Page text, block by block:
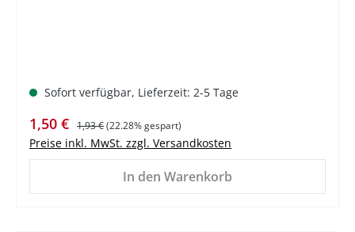
Sofort verfügbar, Lieferzeit: 2-5 Tage
Verkaufspreis:
1,50 € Regulärer Preis:
1,93 €(22.28% gespart)
Preise inkl. MwSt. zzgl. Versandkosten
In den Warenkorb